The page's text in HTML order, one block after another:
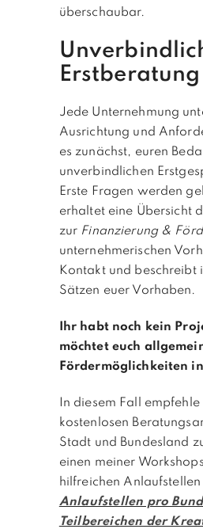
überschaubar.
Erstberatung
Jede Unternehmung
Ausrichtung und
es zunächst, euren
unverbindlichen
Erste Fragen werden
erhaltet eine Übersicht
zur Finanzierung &
unternehmerischen
Kontakt und beschreibt
Sätzen euer Vorhaben.
Ihr habt noch kein
möchtet euch
Fördermöglichkeiten
In diesem Fall
kostenlosen
Stadt und Bundesland
einen meiner
hilfreichen
Anlaufstellen pro
Teilbereichen der